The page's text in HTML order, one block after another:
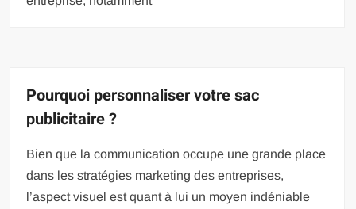
Pourquoi personnaliser votre sac
publicitaire ?
Bien que la communication occupe une grande place
dans les stratégies marketing des entreprises,
l’aspect visuel est quant à lui un moyen indéniable